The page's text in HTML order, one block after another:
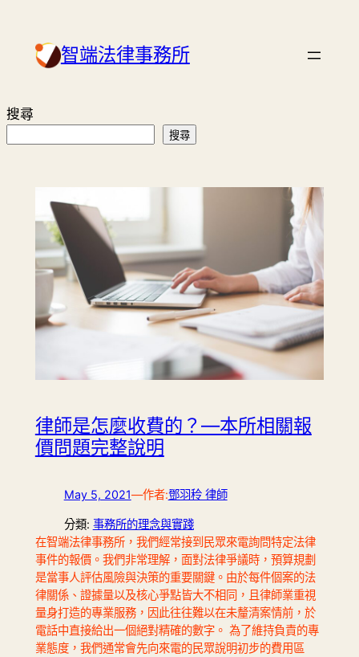
智端法律事務所
搜尋
搜尋
律師是怎麼收費的？—本所相關報
價問題完整說明
May 5, 2021—作者:鄧羽秢 律師
分類: 事務所的理念與實踐
在智端法律事務所，我們經常接到民眾來電詢問特定法律
事件的報價。我們非常理解，面對法律爭議時，預算規劃
是當事人評估風險與決策的重要關鍵。由於每件個案的法
律關係、證據量以及核心爭點皆大不相同，且律師業重視
量身打造的專業服務，因此往往難以在未釐清案情前，於
電話中直接給出一個絕對精確的數字。 為了維持負責的專
業態度，我們通常會先向來電的民眾說明初步的費用區